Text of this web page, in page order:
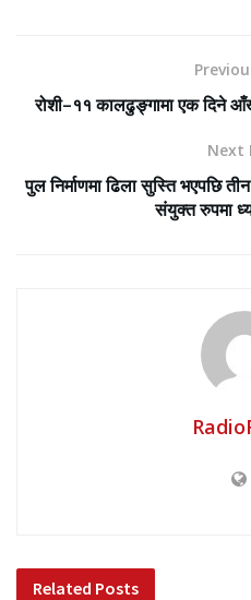
रोशी–११ कालढुङ्गामा एक दिने
Next
पुल निर्माणमा ढिला सुस्ति भएपछि
संयुक्त रुपमा
Related Posts